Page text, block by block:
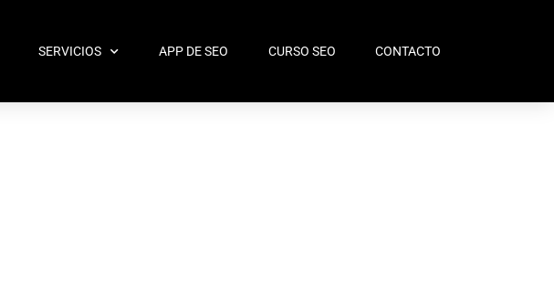
SERVICIOS APP DE SEO CURSO SEO CONTACTO